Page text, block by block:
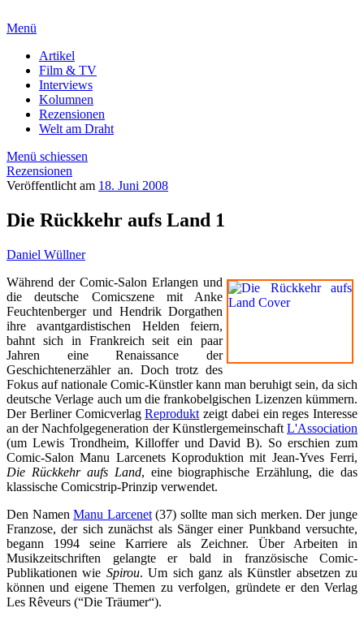
Menü
Artikel
Film & TV
Interviews
Kolumnen
Rezensionen
Welt am Draht
Menü schiessen
Rezensionen
Veröffentlicht am 18. Juni 2008
Die Rückkehr aufs Land 1
Daniel Wüllner
Während der Comic-Salon Erlangen und
die deutsche Comicszene mit Anke
Feuchtenberger und Hendrik Dorgathen
ihre avantgardistischen Helden feiern,
bahnt sich in Frankreich seit ein paar
Jahren eine Renaissance der
Geschichtenerzähler an. Doch trotz des
Fokus auf nationale Comic-Künstler kann man beruhigt sein, da sich
deutsche Verlage auch um die frankobelgischen Lizenzen kümmern.
Der Berliner ComicverlagReprodukt zeigt dabei ein reges Interesse
an der Nachfolgegeneration der Künstlergemeinschaft L'Association
(um Lewis Trondheim, Killoffer und David B). So erschien zum
Comic-Salon Manu Larcenets Koproduktion mit Jean-Yves Ferri,
Die Rückkehr aufs Land, eine biographische Erzählung, die das
klassische Comicstrip-Prinzip verwendet.
Den NamenManu Larcenet(37) sollte man sich merken. Der junge
Franzose, der sich zunächst als Sänger einer Punkband versuchte,
begann 1994 seine Karriere als Zeichner. Über Arbeiten in
Musikzeitschriften gelangte er bald in französische Comic-
Publikationen wie Spirou. Um sich ganz als Künstler absetzen zu
können und eigene Themen zu verfolgen, gründete er den Verlag
Les Rêveurs (“Die Träumer“).